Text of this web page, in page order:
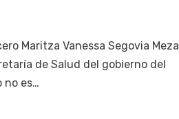
Maritza Vanessa Segovia Meza
de Salud del gobierno del
no es…